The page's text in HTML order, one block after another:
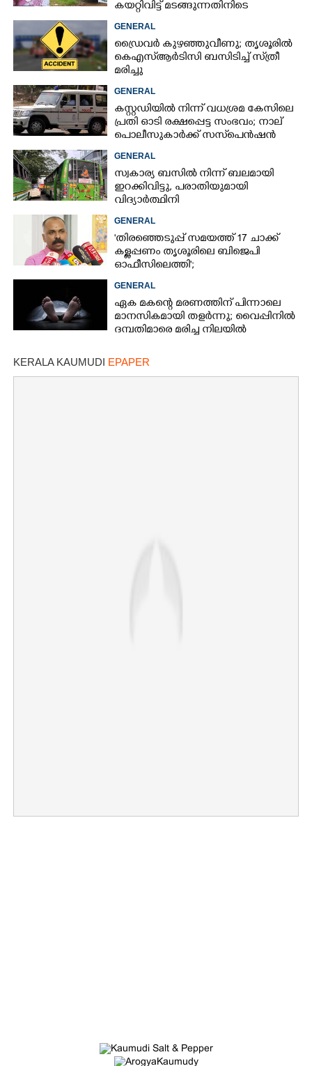
കയറ്റിവിട്ട് മടങ്ങുന്നതിനിടെ
GENERAL
ഡ്രൈവർ കുഴഞ്ഞുവീണു; തൃശൂരിൽ
കെഎസ്‌ആർടിസി ബസിടിച്ച് സ്‌ത്രീ
മരിച്ചു
GENERAL
കസ്റ്റഡിയിൽ നിന്ന് വധശ്രമ കേസിലെ
പ്രതി ഓടി രക്ഷപ്പെട്ട സംഭവം; നാല്
പൊലീസുകാർക്ക് സസ്‌പെൻഷൻ
GENERAL
സ്വകാര്യ ബസിൽ നിന്ന് ബലമായി
ഇറക്കിവിട്ടു, പരാതിയുമായി
വിദ്യാർത്ഥിനി
GENERAL
'തിരഞ്ഞെടുപ്പ് സമയത്ത് 17 ചാക്ക്
കള്ളപ്പണം തൃശൂരിലെ ബിജെപി
ഓഫീസിലെത്തി';
വെളിപ്പെടുത്തലുമായി മുൻ ഓഫീസ്
സെക്രട്ടറി
GENERAL
ഏക മകന്റെ മരണത്തിന് പിന്നാലെ
മാനസികമായി തളർന്നു; വൈപ്പിനിൽ
ദമ്പതിമാരെ മരിച്ച നിലയിൽ
KERALA KAUMUDI EPAPER